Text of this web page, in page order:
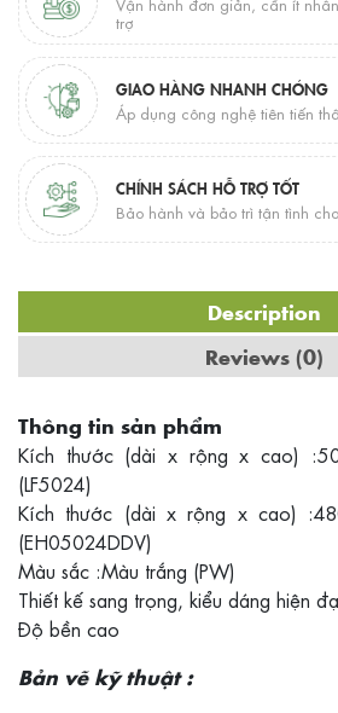
trợ
GIAO HÀNG NHANH CHÓNG
Áp dụng công nghệ tiên tiến
CHÍNH SÁCH HỖ TRỢ TỐT
Bảo hành và bảo trì tận tình
Description
Reviews (0)
Thông tin sản phẩm
Kích thước (dài x rộng x cao)
(LF5024)
Kích thước (dài x rộng x cao)
(EH05024DDV)
Màu sắc :Màu trắng (PW)
Thiết kế sang trọng, kiểu dáng hiện
Độ bền cao
Bản vẽ kỹ thuật :